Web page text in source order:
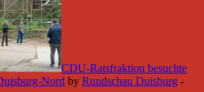
CDU-Ratsfraktion besuchte
Nord by Rundschau Duisburg -